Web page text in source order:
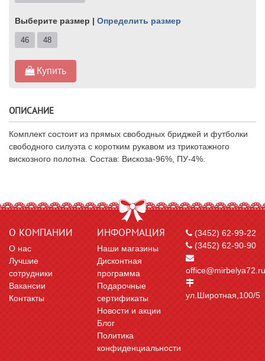
Выберите размер | Определить размер
46 48
Купить
ОПИСАНИЕ
Комплект состоит из прямых свободных бриджей и футболки
свободного силуэта с коротким рукавом из трикотажного
вискозного полотна. Состав: Вискоза-96%, ПУ-4%.
О КОМПАНИИ
О нас
Лучшие
сотрудники
Вакансии
Контакты
ИНФОРМАЦИЯ
Наши магазины
Дисконтная
программа
Подарочные
сертификаты
Новости и акции
Блог
Политика
конфиденциальности
(3452) 62-99-22
(3452) 62-90-90
office@mirbelya72.ru
ул.Широтная,100/5